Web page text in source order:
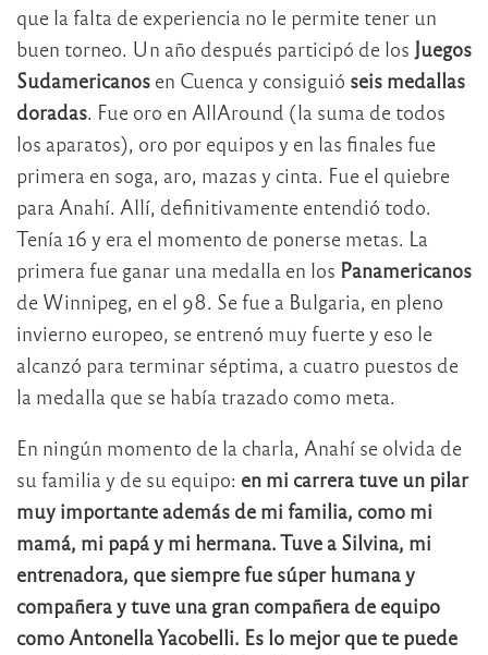
que la falta de experiencia no le permite tener un
buen torneo. Un año después participó de los Juegos
Sudamericanos en Cuenca y consiguió seis medallas
doradas. Fue oro en AllAround (la suma de todos
los aparatos), oro por equipos y en las finales fue
primera en soga, aro, mazas y cinta. Fue el quiebre
para Anahí. Allí, definitivamente entendió todo.
Tenía 16 y era el momento de ponerse metas. La
primera fue ganar una medalla en los Panamericanos
de Winnipeg, en el 98. Se fue a Bulgaria, en pleno
invierno europeo, se entrenó muy fuerte y eso le
alcanzó para terminar séptima, a cuatro puestos de
la medalla que se había trazado como meta.
En ningún momento de la charla, Anahí se olvida de
su familia y de su equipo: en mi carrera tuve un pilar
muy importante además de mi familia, como mi
mamá, mi papá y mi hermana. Tuve a Silvina, mi
entrenadora, que siempre fue súper humana y
compañera y tuve una gran compañera de equipo
como Antonella Yacobelli. Es lo mejor que te puede